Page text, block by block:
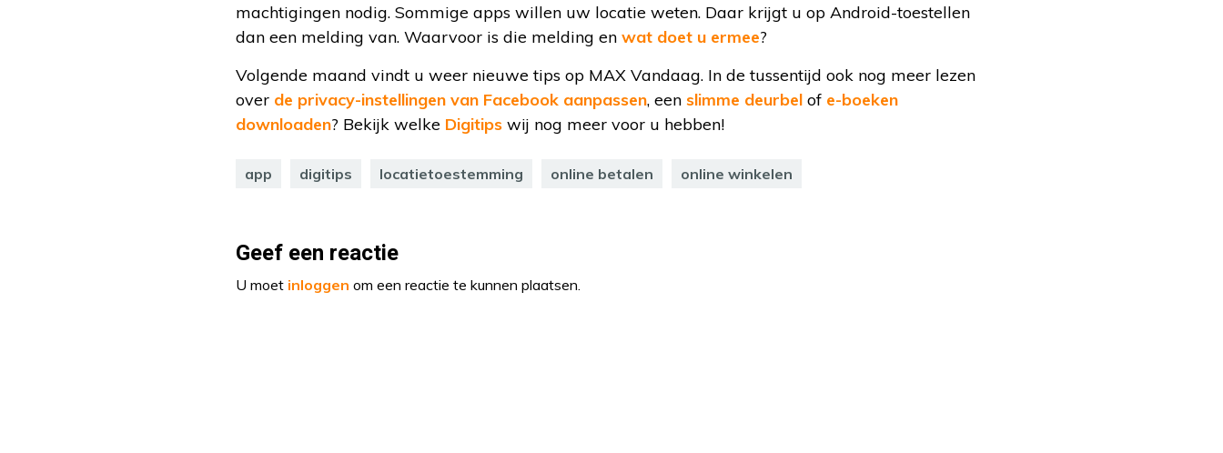
machtigingen nodig. Sommige apps willen uw locatie weten. Daar krijgt u op Android-toestellen
dan een melding van. Waarvoor is die melding en wat doet u ermee?
Volgende maand vindt u weer nieuwe tips op MAX Vandaag. In de tussentijd ook nog meer lezen
over de privacy-instellingen van Facebook aanpassen, een slimme deurbel of e-boeken
downloaden? Bekijk welke Digitips wij nog meer voor u hebben!
app digitips locatietoestemming online betalen online winkelen
Geef een reactie
U moet inloggen om een reactie te kunnen plaatsen.